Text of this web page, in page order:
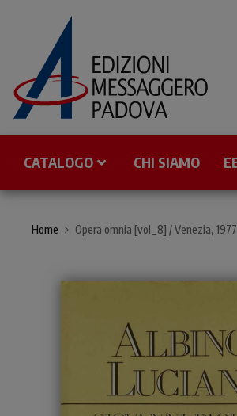
CATALOGO CHI SIAMO
Home Opera omnia [vol_8] / Venezia,